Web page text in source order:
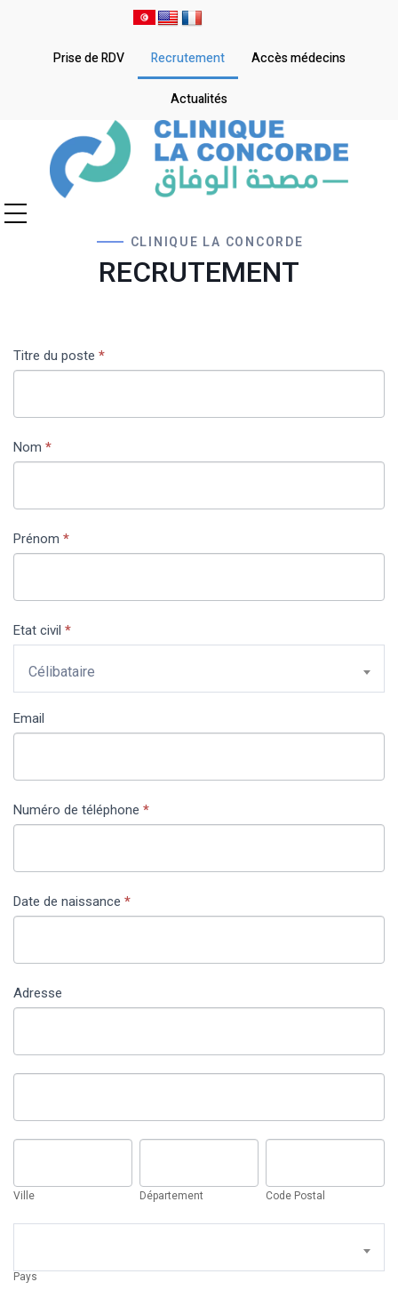
Prise de RDV Recrutement Accès médecins
Actualités
CLINIQUE LA CONCORDE
RECRUTEMENT
Contact
Titre du poste *
Nom *
Prénom *
Etat civil *
Célibataire
Email
Numéro de téléphone *
Date de naissance *
Adresse
Ville Département Code Postal
Pays
Si vous
pas ce